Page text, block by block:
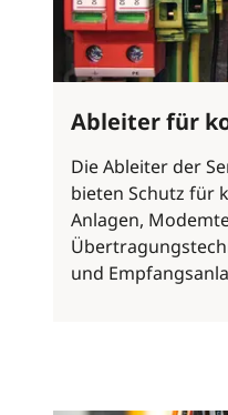
Ableiter für
Die Ableiter der
bieten Schutz für
Anlagen,
und